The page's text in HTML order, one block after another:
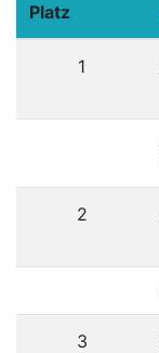
Platz
1
2
3